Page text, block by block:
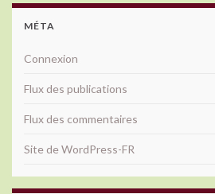
MÉTA
Connexion
Flux des publications
Flux des commentaires
Site de WordPress-FR